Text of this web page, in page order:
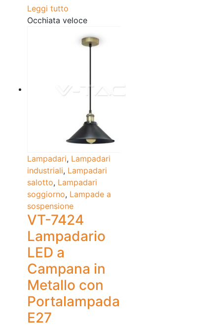
Leggi tutto
Occhiata veloce
Lampadari, Lampadari
industriali, Lampadari
salotto, Lampadari
soggiorno, Lampade a
sospensione
VT-7424
Lampadario
LED a
Campana in
Metallo con
Portalampada
E27